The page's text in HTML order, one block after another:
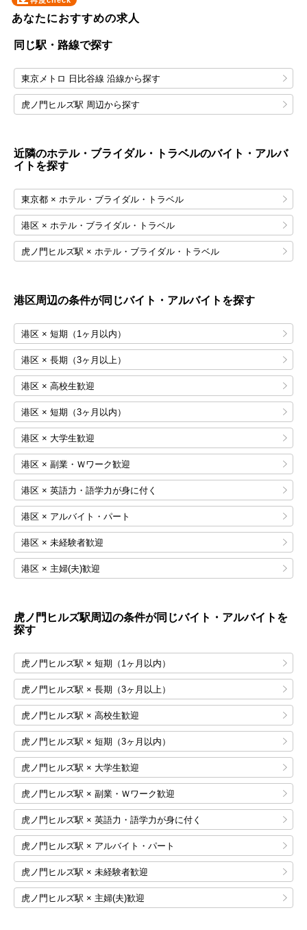
あなたにおすすめの求人
同じ駅・路線で探す
東京メトロ 日比谷線 沿線から探す
虎ノ門ヒルズ駅 周辺から探す
近隣のホテル・ブライダル・トラベルのバイト・アルバ
イトを探す
東京都 × ホテル・ブライダル・トラベル
港区 × ホテル・ブライダル・トラベル
虎ノ門ヒルズ駅 × ホテル・ブライダル・トラベル
港区周辺の条件が同じバイト・アルバイトを探す
港区 × 短期（1ヶ月以内）
港区 × 長期（3ヶ月以上）
港区 × 高校生歓迎
港区 × 短期（3ヶ月以内）
港区 × 大学生歓迎
港区 × 副業・Ｗワーク歓迎
港区 × 英語力・語学力が身に付く
港区 × アルバイト・パート
港区 × 未経験者歓迎
港区 × 主婦(夫)歓迎
虎ノ門ヒルズ駅周辺の条件が同じバイト・アルバイトを
探す
虎ノ門ヒルズ駅 × 短期（1ヶ月以内）
虎ノ門ヒルズ駅 × 長期（3ヶ月以上）
虎ノ門ヒルズ駅 × 高校生歓迎
虎ノ門ヒルズ駅 × 短期（3ヶ月以内）
虎ノ門ヒルズ駅 × 大学生歓迎
虎ノ門ヒルズ駅 × 副業・Ｗワーク歓迎
虎ノ門ヒルズ駅 × 英語力・語学力が身に付く
虎ノ門ヒルズ駅 × アルバイト・パート
虎ノ門ヒルズ駅 × 未経験者歓迎
虎ノ門ヒルズ駅 × 主婦(夫)歓迎